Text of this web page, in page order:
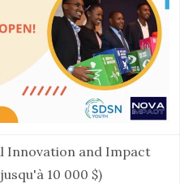
Innovation and Impact
10 000 $)